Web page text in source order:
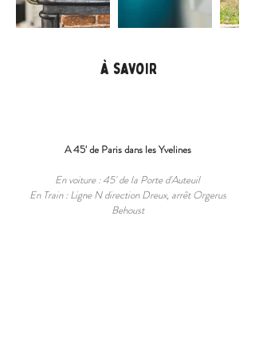
à savoir
A 45' de Paris dans les Yvelines
En voiture : 45' de la Porte d'Auteuil
En Train : Ligne N direction Dreux, arrêt Orgerus
Behoust